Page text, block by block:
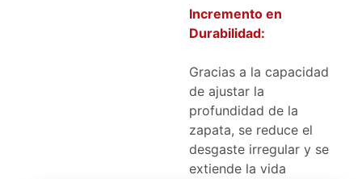
Incremento en
Durabilidad:
Gracias a la capacidad
de ajustar la
profundidad de la
zapata, se reduce el
desgaste irregular y se
extiende la vida